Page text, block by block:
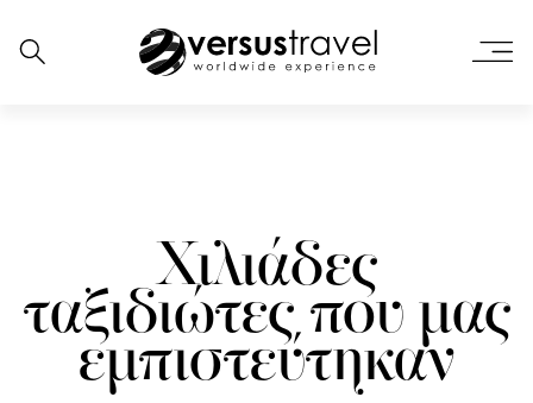
Χιλιάδες
ταξιδιώτες που μας
εμπιστεύτηκαν